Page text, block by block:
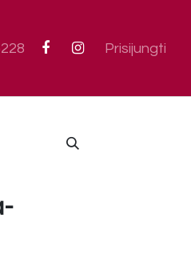
Prisijungti